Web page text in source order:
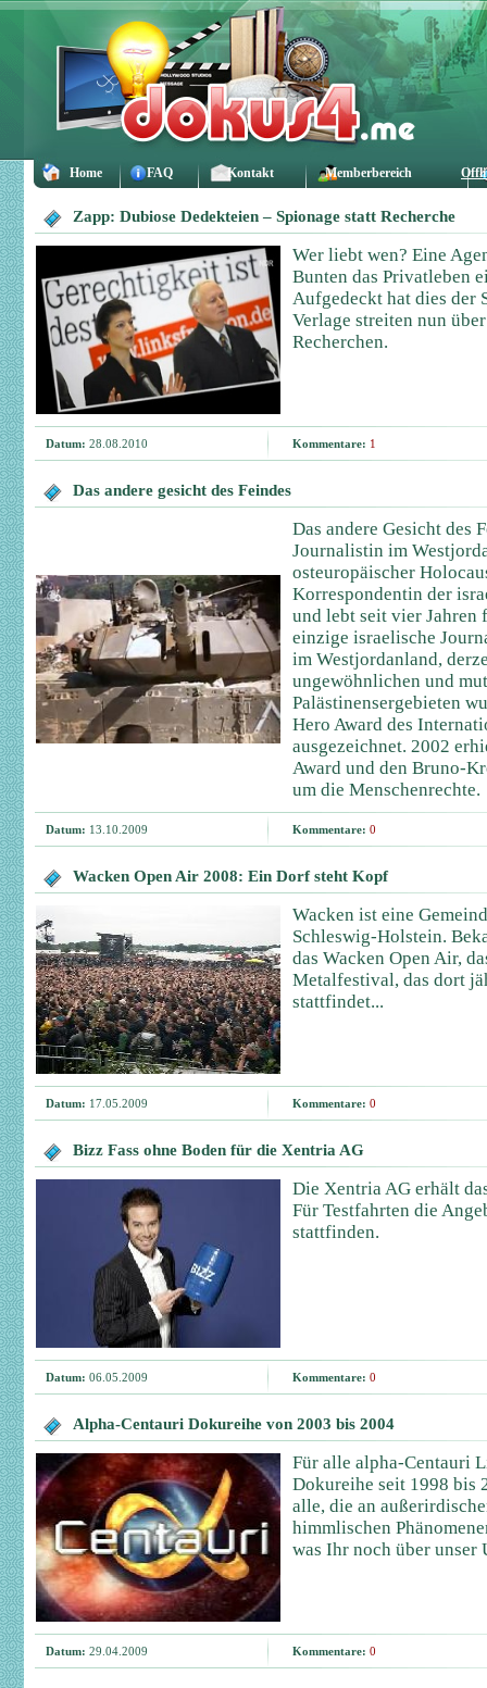
Home FAQ Kontakt Memberbereich
Zapp: Dubiose Dedekteien – Spionage statt Recherche
Wer liebt wen? Eine
Bunten das Privatleben
Aufgedeckt hat dies der
Verlage streiten nun
Recherchen.
Datum: 28.08.2010 Kommentare: 1
Das andere gesicht des Feindes
Das andere Gesicht des
Journalistin im
osteuropäischer
Korrespondentin der
und lebt seit vier
einzige israelische
im Westjordanland,
ungewöhnlichen und
Palästinensergebieten
Hero Award des
ausgezeichnet. 2002
Award und den Bruno-
um die Menschenrechte.
Datum: 13.10.2009 Kommentare: 0
Wacken Open Air 2008: Ein Dorf steht Kopf
Wacken ist eine
Schleswig-Holstein.
das Wacken Open Air,
Metalfestival, das dort
stattfindet...
Datum: 17.05.2009 Kommentare: 0
Bizz Fass ohne Boden für die Xentria AG
Die Xentria AG erhält
Für Testfahrten die
stattfinden.
Datum: 06.05.2009 Kommentare: 0
Alpha-Centauri Dokureihe von 2003 bis 2004
Für alle alpha-Centauri
Dokureihe seit 1998 bis
alle, die an
himmlischen
was Ihr noch über
Datum: 29.04.2009 Kommentare: 0